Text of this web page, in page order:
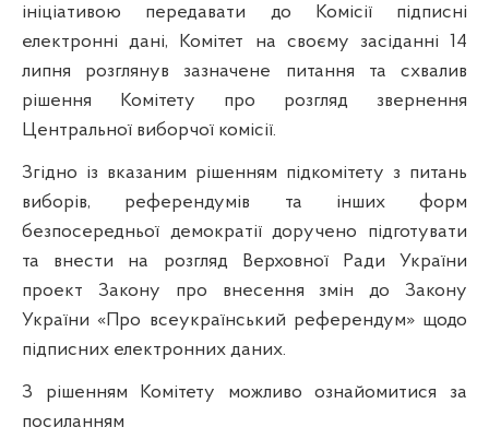
ініціативою передавати до Комісії підписні
електронні дані, Комітет на своєму засіданні 14
липня розглянув зазначене питання та схвалив
рішення Комітету про розгляд звернення
Центральної виборчої комісії.
Згідно із вказаним рішенням підкомітету з питань
виборів, референдумів та інших форм
безпосередньої демократії доручено підготувати
та внести на розгляд Верховної Ради України
проект Закону про внесення змін до Закону
України «Про всеукраїнський референдум» щодо
підписних електронних даних.
З рішенням Комітету можливо ознайомитися за
посиланням